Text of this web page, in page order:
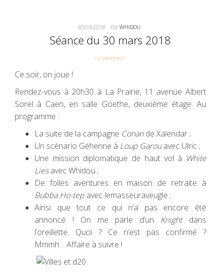
30/03/2018 ParWHIDOU
Séance du 30 mars 2018
Le Vendredi
Ce soir, on joue !
Rendez-vous à 20h30 à La Prairie, 11 avenue Albert
Sorel à Caen, en salle Goethe, deuxième étage. Au
programme :
La suite de la campagne Conande Xalendar ;
Un scénario Géhenne à Loup Garouavec Ulric ;
Une mission diplomatique de haut vol à White
Liesavec Whidou ;
De folles aventures en maison de retraite à
Bubba Ho-tep avec lemasseuraveugle ;
Ainsi que tout ce qui n’a pas encore été
annoncé ! On me parle d’un Knightdans
l’oreillette. Quoi ? Ce n’est pas confirmé ?
Mmmh… Affaire à suivre !